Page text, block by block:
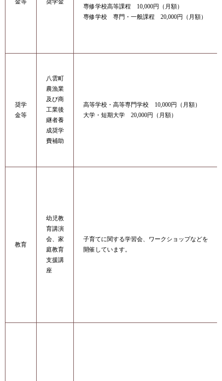
金等
奨学金
専修学校高等課程 10,000円（月額）
専修学校 専門・一般課程 20,000円（月額）
奨学
金等
八雲町
農漁業
及び商
工業後
継者養
成奨学
費補助
高等学校・高等専門学校 10,000円（月額）
大学・短期大学 20,000円（月額）
教育
幼児教
育講演
会、家
庭教育
支援講
座
子育てに関する学習会、ワークショップなどを
開催しています。